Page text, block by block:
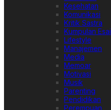
Kesehatan
Komunikasi
Kritik Sastra
Kumpulan Esai
Lifestyle
Manajemen
Media
Memoar
Motivasi
Musik
Parenting
Pendidikan
Perempuan